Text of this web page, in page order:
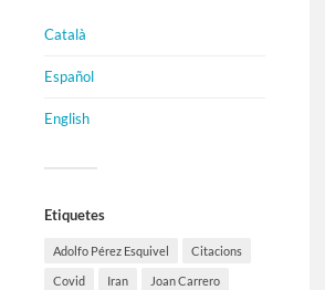
Català
Español
English
Etiquetes
Adolfo Pérez Esquivel Citacions
Covid Iran Joan Carrero